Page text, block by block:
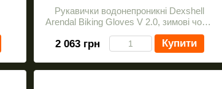
Рукавички водонепроникні Dexshell
Arendal Biking Gloves V 2.0, зимові чорні
2 063 грн Купити